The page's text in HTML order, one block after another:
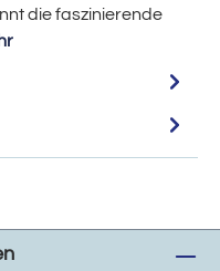
die faszinierende